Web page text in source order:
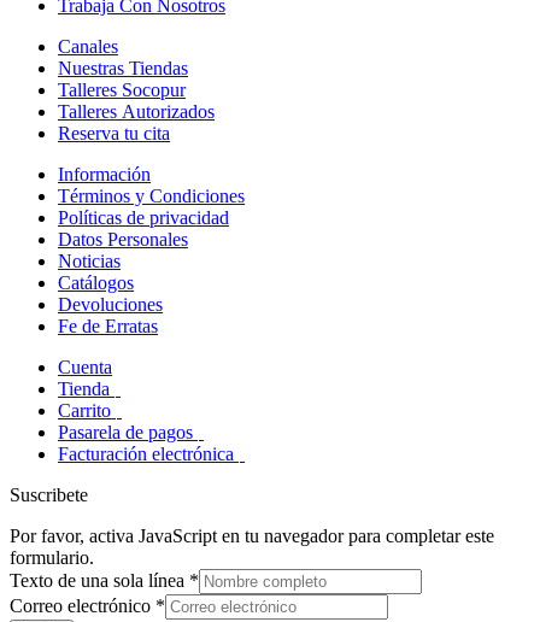
Trabaja Con Nosotros
Canales
Nuestras Tiendas
Talleres Socopur
Talleres Autorizados
Reserva tu cita
Información
Términos y Condiciones
Políticas de privacidad
Datos Personales
Noticias
Catálogos
Devoluciones
Fe de Erratas
Cuenta
Tienda
Carrito
Pasarela de pagos
Facturación electrónica
Suscribete
Por favor, activa JavaScript en tu navegador para completar este
formulario.
Texto de una sola línea *
Correo electrónico *